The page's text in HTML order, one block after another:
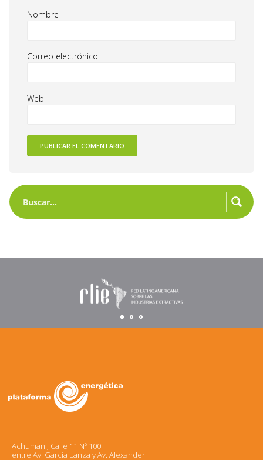
Nombre
Correo electrónico
Web
Achumani, Calle 11 Nº 100
entre Av. García Lanza y Av. Alexander